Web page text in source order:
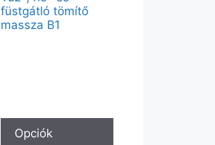
füstgátló tömítő
massza B1
Opciók